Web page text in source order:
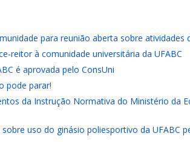
para reunião aberta sobre atividades
reitor à comunidade universitária da UFABC
é aprovada pelo ConsUni
pode parar!
da Instrução Normativa do Ministério da
uso do ginásio poliesportivo da UFABC